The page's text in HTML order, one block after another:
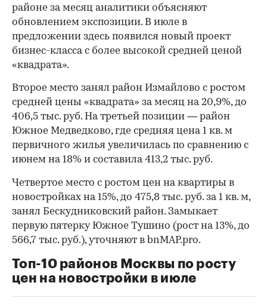
районе за месяц аналитики объясняют
обновлением экспозиции. В июле в
предложении здесь появился новый проект
бизнес-класса с более высокой средней ценой
«квадрата».
Второе место занял район Измайлово с ростом
средней цены «квадрата» за месяц на 20,9%, до
406,5 тыс. руб. На третьей позиции — район
Южное Медведково, где средняя цена 1 кв. м
первичного жилья увеличилась по сравнению с
июнем на 18% и составила 413,2 тыс. руб.
00:00 / 00:00
Четвертое место с ростом цен на квартиры в
новостройках на 15%, до 475,8 тыс. руб. за 1 кв. м,
занял Бескудниковский район. Замыкает
первую пятерку Южное Тушино (рост на 13%, до
566,7 тыс. руб.), уточняют в bnMAP.pro.
Топ-10 районов Москвы по росту
цен на новостройки в июле